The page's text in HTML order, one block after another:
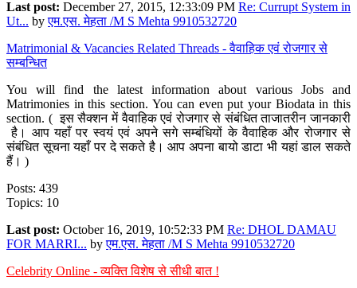
Last post: December 27, 2015, 12:33:09 PM Re: Currupt System in
Ut... byएम.एस. मेहता /M S Mehta 9910532720
Matrimonial & Vacancies Related Threads - वैवाहिक एवं रोजगार से
सम्बन्धित
You will find the latest information about various Jobs and
Matrimonies in this section. You can even put your Biodata in this
section. ( इस सैक्शन में वैवाहिक एवं रोजगार से संबंधित ताजातरीन जानकारी
है। आप यहाँ पर स्वयं एवं अपने सगे सम्बंधियों के वैवाहिक और रोजगार से
संबंधित सूचना यहाँ पर दे सकते है। आप अपना बायो डाटा भी यहां डाल सकते
हैं। )
Posts: 439
Topics: 10
Last post: October 16, 2019, 10:52:33 PM Re: DHOL DAMAU
FOR MARRI... byएम.एस. मेहता /M S Mehta 9910532720
Celebrity Online - व्यक्ति विशेष से सीधी बात !